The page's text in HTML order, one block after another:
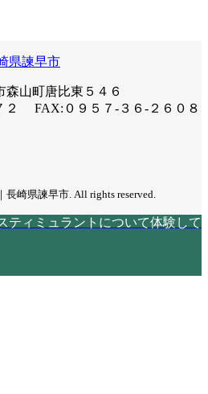
山町唐比東５４６
２ FAX:０９５７-３６-２６０８
崎県諫早市. All rights reserved.
ティミュラントについて体験して